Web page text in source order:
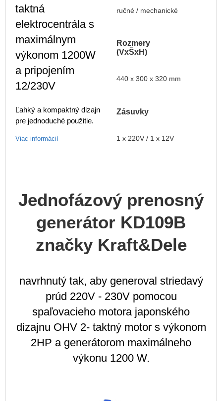
taktná
elektrocentrála s
maximálnym
výkonom 1200W
a pripojením
12/230V
Ľahký a kompaktný dizajn
pre jednoduché použitie.
Viac informácií
ručné / mechanické
Rozmery
(VxŠxH)
440 x 300 x 320 mm
Zásuvky
1 x 220V / 1 x 12V
Jednofázový prenosný
generátor KD109B
značky Kraft&Dele
navrhnutý tak, aby generoval striedavý
prúd 220V - 230V pomocou
spaľovacieho motora japonského
dizajnu OHV 2- taktný motor s výkonom
2HP a generátorom maximálneho
výkonu 1200 W.